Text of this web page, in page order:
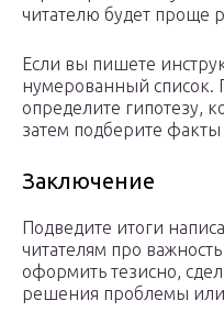
читателю будет проще
Если вы пишете
нумерованный список.
определите гипотезу,
затем подберите факты
Заключение
Подведите итоги
читателям про
оформить тезисно,
решения проблемы